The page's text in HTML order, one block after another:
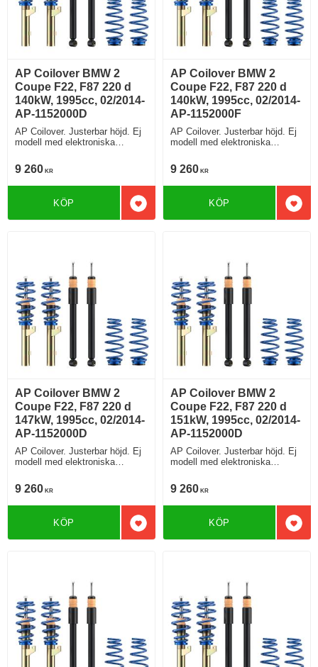
AP Coilover BMW 2
Coupe F22, F87 220 d
140kW, 1995cc, 02/2014-
AP-1152000D
AP Coilover. Justerbar höjd. Ej
modell med elektroniska
9 260 KR
Lägg till i favoriter
KÖP
AP Coilover BMW 2
Coupe F22, F87 220 d
140kW, 1995cc, 02/2014-
AP-1152000F
AP Coilover. Justerbar höjd. Ej
modell med elektroniska
9 260 KR
KÖP
AP Coilover BMW 2
Coupe F22, F87 220 d
147kW, 1995cc, 02/2014-
AP-1152000D
AP Coilover. Justerbar höjd. Ej
modell med elektroniska
9 260 KR
Lägg till i favoriter
KÖP
AP Coilover BMW 2
Coupe F22, F87 220 d
151kW, 1995cc, 02/2014-
AP-1152000D
AP Coilover. Justerbar höjd. Ej
modell med elektroniska
9 260 KR
KÖP